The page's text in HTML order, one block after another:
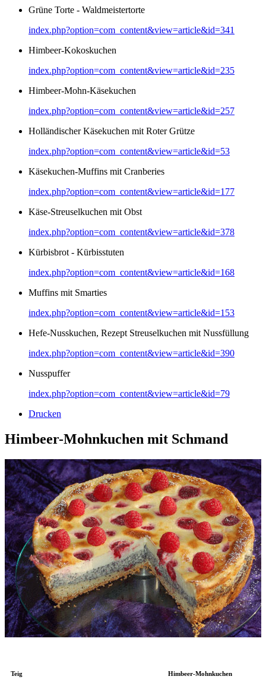
Grüne Torte - Waldmeistertorte
index.php?option=com_content&view=article&id=341
Himbeer-Kokoskuchen
index.php?option=com_content&view=article&id=235
Himbeer-Mohn-Käsekuchen
index.php?option=com_content&view=article&id=257
Holländischer Käsekuchen mit Roter Grütze
index.php?option=com_content&view=article&id=53
Käsekuchen-Muffins mit Cranberies
index.php?option=com_content&view=article&id=177
Käse-Streuselkuchen mit Obst
index.php?option=com_content&view=article&id=378
Kürbisbrot - Kürbisstuten
index.php?option=com_content&view=article&id=168
Muffins mit Smarties
index.php?option=com_content&view=article&id=153
Hefe-Nusskuchen, Rezept Streuselkuchen mit Nussfüllung
index.php?option=com_content&view=article&id=390
Nusspuffer
index.php?option=com_content&view=article&id=79
Drucken
Himbeer-Mohnkuchen mit Schmand
Teig Himbeer-Mohnkuchen